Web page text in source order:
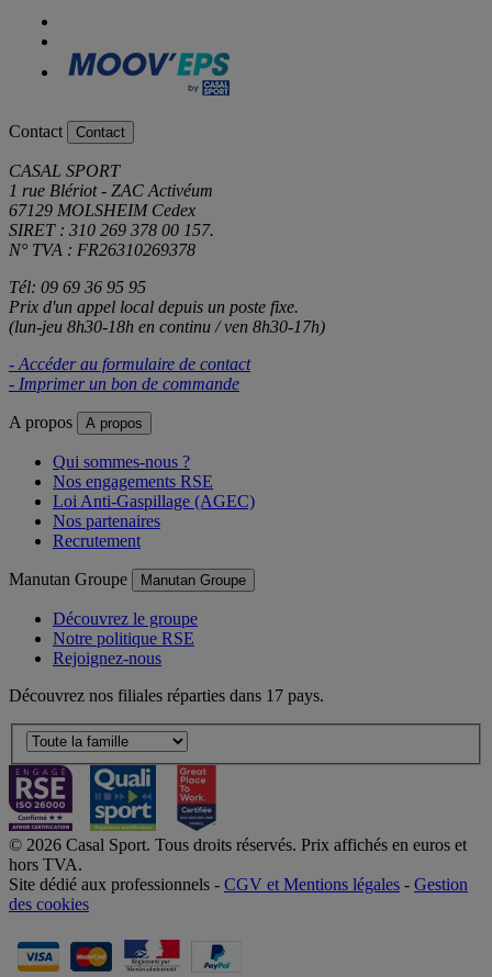
Contact Contact
CASAL SPORT
1 rue Blériot - ZAC Activéum
67129 MOLSHEIM Cedex
SIRET : 310 269 378 00 157.
N° TVA : FR26310269378
Tél: 09 69 36 95 95
Prix d'un appel local depuis un poste fixe.
(lun-jeu 8h30-18h en continu / ven 8h30-17h)
- Accéder au formulaire de contact
- Imprimer un bon de commande
A propos A propos
Qui sommes-nous ?
Nos engagements RSE
Loi Anti-Gaspillage (AGEC)
Nos partenaires
Recrutement
Manutan Groupe Manutan Groupe
Découvrez le groupe
Notre politique RSE
Rejoignez-nous
Découvrez nos filiales réparties dans 17 pays.
© 2026 Casal Sport. Tous droits réservés. Prix affichés en euros et
hors TVA.
Site dédié aux professionnels - CGV et Mentions légales - Gestion
des cookies